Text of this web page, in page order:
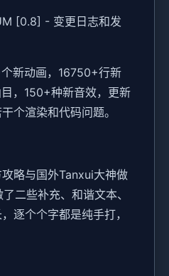
[0.8] - 变更日志和发
新动画，16750+行新
，150+种新音效，更新
个渲染和代码问题。
略与国外Tanxui大神做
二些补充、和谐文本、
逐个个字都是纯手打，